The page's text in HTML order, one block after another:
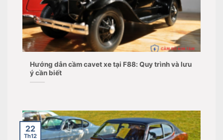
Hướng dẫn cầm cavet xe tại F88: Quy trình và lưu
ý cần biết
22
Th12